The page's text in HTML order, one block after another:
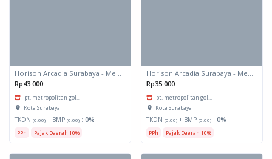
Rp43.000
pt. metropolitan gol...
Kota Surabaya
TKDN (0.00) + BMP (0.00) : 0%
PPh Pajak Daerah 10%
Rp35.000
pt. metropolitan gol...
Kota Surabaya
TKDN (0.00) + BMP (0.00) : 0%
PPh Pajak Daerah 10%